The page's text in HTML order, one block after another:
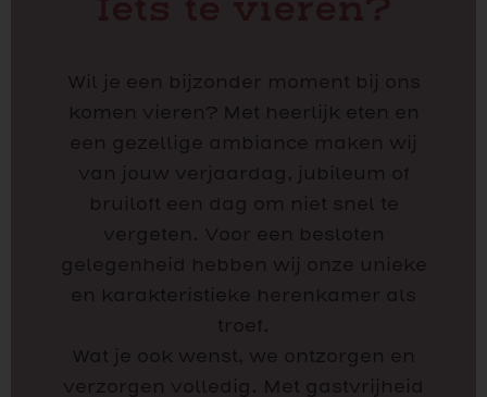
Wil je een bijzonder moment bij ons
komen vieren? Met heerlijk eten en
een gezellige ambiance maken wij
van jouw verjaardag, jubileum of
bruiloft een dag om niet snel te
vergeten. Voor een besloten
gelegenheid hebben wij onze unieke
en karakteristieke herenkamer als
troef.
Wat je ook wenst, we ontzorgen en
verzorgen volledig. Met gastvrijheid